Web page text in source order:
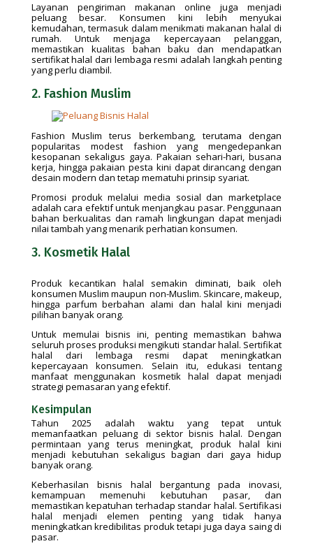
Layanan pengiriman makanan online juga menjadi
peluang besar. Konsumen kini lebih menyukai
kemudahan, termasuk dalam menikmati makanan halal di
rumah. Untuk menjaga kepercayaan pelanggan,
memastikan kualitas bahan baku dan mendapatkan
sertifikat halal dari lembaga resmi adalah langkah penting
yang perlu diambil.
2. Fashion Muslim
Fashion Muslim terus berkembang, terutama dengan
popularitas modest fashion yang mengedepankan
kesopanan sekaligus gaya. Pakaian sehari-hari, busana
kerja, hingga pakaian pesta kini dapat dirancang dengan
desain modern dan tetap mematuhi prinsip syariat.
Promosi produk melalui media sosial dan marketplace
adalah cara efektif untuk menjangkau pasar. Penggunaan
bahan berkualitas dan ramah lingkungan dapat menjadi
nilai tambah yang menarik perhatian konsumen.
3. Kosmetik Halal
Produk kecantikan halal semakin diminati, baik oleh
konsumen Muslim maupun non-Muslim. Skincare, makeup,
hingga parfum berbahan alami dan halal kini menjadi
pilihan banyak orang.
Untuk memulai bisnis ini, penting memastikan bahwa
seluruh proses produksi mengikuti standar halal. Sertifikat
halal dari lembaga resmi dapat meningkatkan
kepercayaan konsumen. Selain itu, edukasi tentang
manfaat menggunakan kosmetik halal dapat menjadi
strategi pemasaran yang efektif.
Kesimpulan
Tahun 2025 adalah waktu yang tepat untuk
memanfaatkan peluang di sektor bisnis halal. Dengan
permintaan yang terus meningkat, produk halal kini
menjadi kebutuhan sekaligus bagian dari gaya hidup
banyak orang.
Keberhasilan bisnis halal bergantung pada inovasi,
kemampuan memenuhi kebutuhan pasar, dan
memastikan kepatuhan terhadap standar halal. Sertifikasi
halal menjadi elemen penting yang tidak hanya
meningkatkan kredibilitas produk tetapi juga daya saing di
pasar.